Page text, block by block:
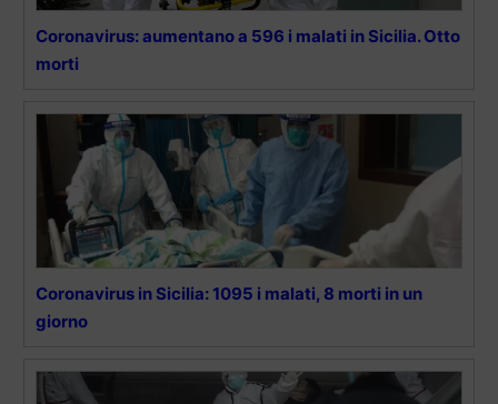
Coronavirus: aumentano a 596 i malati in Sicilia. Otto
morti
Coronavirus in Sicilia: 1095 i malati, 8 morti in un
giorno